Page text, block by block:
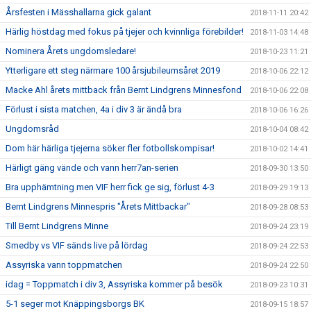
Årsfesten i Mässhallarna gick galant 2018-11-11 20:42
Härlig höstdag med fokus på tjejer och kvinnliga förebilder! 2018-11-03 14:48
Nominera Årets ungdomsledare! 2018-10-23 11:21
Ytterligare ett steg närmare 100 årsjubileumsåret 2019 2018-10-06 22:12
Macke Ahl årets mittback från Bernt Lindgrens Minnesfond 2018-10-06 22:08
Förlust i sista matchen, 4a i div 3 är ändå bra 2018-10-06 16:26
Ungdomsråd 2018-10-04 08:42
Dom här härliga tjejerna söker fler fotbollskompisar! 2018-10-02 14:41
Härligt gäng vände och vann herr7an-serien 2018-09-30 13:50
Bra upphämtning men VIF herr fick ge sig, förlust 4-3 2018-09-29 19:13
Bernt Lindgrens Minnespris "Årets Mittbackar" 2018-09-28 08:53
Till Bernt Lindgrens Minne 2018-09-24 23:19
Smedby vs VIF sänds live på lördag 2018-09-24 22:53
Assyriska vann toppmatchen 2018-09-24 22:50
idag = Toppmatch i div 3, Assyriska kommer på besök 2018-09-23 10:31
5-1 seger mot Knäppingsborgs BK 2018-09-15 18:57